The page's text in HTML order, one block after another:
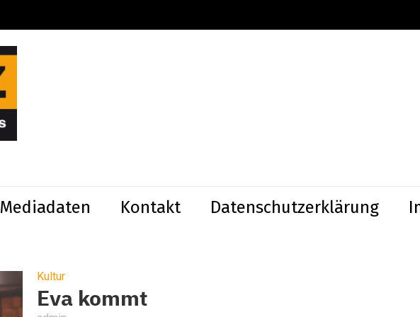
Mediadaten Kontakt Datenschutzerklärung
Kultur
Eva kommt